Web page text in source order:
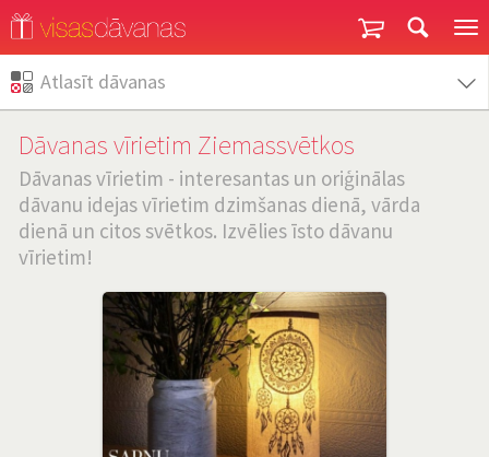
Atlasīt dāvanas
Dāvanas vīrietim Ziemassvētkos
Dāvanas vīrietim - interesantas un oriģinālas
dāvanu idejas vīrietim dzimšanas dienā, vārda
dienā un citos svētkos. Izvēlies īsto dāvanu
vīrietim!